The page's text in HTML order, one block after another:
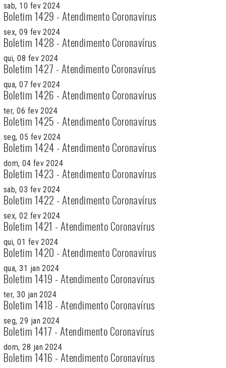
sab, 10 fev 2024
Boletim 1429 - Atendimento Coronavírus
sex, 09 fev 2024
Boletim 1428 - Atendimento Coronavírus
qui, 08 fev 2024
Boletim 1427 - Atendimento Coronavírus
qua, 07 fev 2024
Boletim 1426 - Atendimento Coronavírus
ter, 06 fev 2024
Boletim 1425 - Atendimento Coronavírus
seg, 05 fev 2024
Boletim 1424 - Atendimento Coronavírus
dom, 04 fev 2024
Boletim 1423 - Atendimento Coronavírus
sab, 03 fev 2024
Boletim 1422 - Atendimento Coronavírus
sex, 02 fev 2024
Boletim 1421 - Atendimento Coronavírus
qui, 01 fev 2024
Boletim 1420 - Atendimento Coronavírus
qua, 31 jan 2024
Boletim 1419 - Atendimento Coronavírus
ter, 30 jan 2024
Boletim 1418 - Atendimento Coronavírus
seg, 29 jan 2024
Boletim 1417 - Atendimento Coronavírus
dom, 28 jan 2024
Boletim 1416 - Atendimento Coronavírus